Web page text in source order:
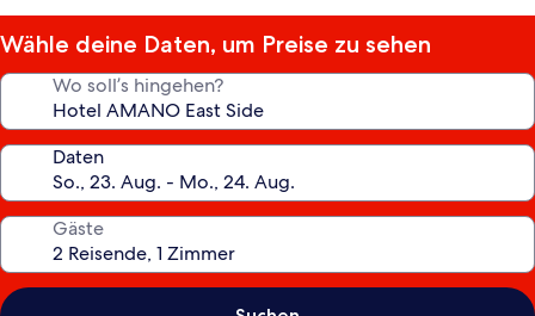
Wähle deine Daten, um Preise zu sehen
Wo soll’s hingehen?
Daten
Gäste